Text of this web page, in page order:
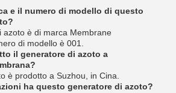
e il numero di modello di questo
azoto è di marca Membrane
di modello è 001.
il generatore di azoto a
è prodotto a Suzhou, in Cina.
ha questo generatore di azoto?